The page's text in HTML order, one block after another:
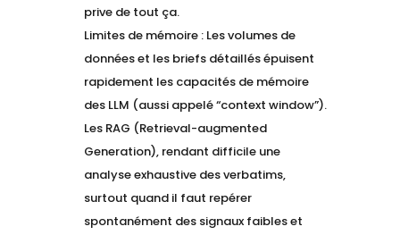
prive de tout ça.
Limites de mémoire : Les volumes de
données et les briefs détaillés épuisent
rapidement les capacités de mémoire
des LLM (aussi appelé “context window”).
Les RAG (Retrieval-augmented
Generation), rendant difficile une
analyse exhaustive des verbatims,
surtout quand il faut repérer
spontanément des signaux faibles et